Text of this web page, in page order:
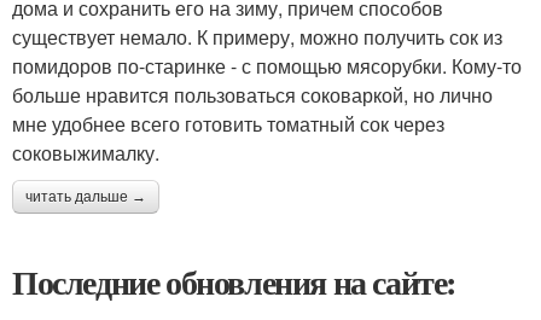
дома и сохранить его на зиму, причем способов
существует немало. К примеру, можно получить сок из
помидоров по-старинке - с помощью мясорубки. Кому-то
больше нравится пользоваться соковаркой, но лично
мне удобнее всего готовить томатный сок через
соковыжималку.
читать дальше →
Последние обновления на сайте: